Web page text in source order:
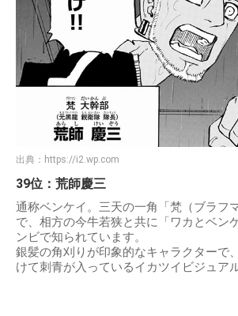
出典： https://i2.wp.com
39位：荒師慶三
通称ベンケイ。三天の一角「梵（ブラフ
で、相方の今牛若狭と共に「ワカとベン
ンビで知られています。
銀髪の角刈りが印象的なキャラクターで
けて刺青が入っているイカツイビジュア